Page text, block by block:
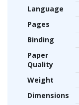
Language
Pages
Binding
Paper
Quality
Weight
Dimensions